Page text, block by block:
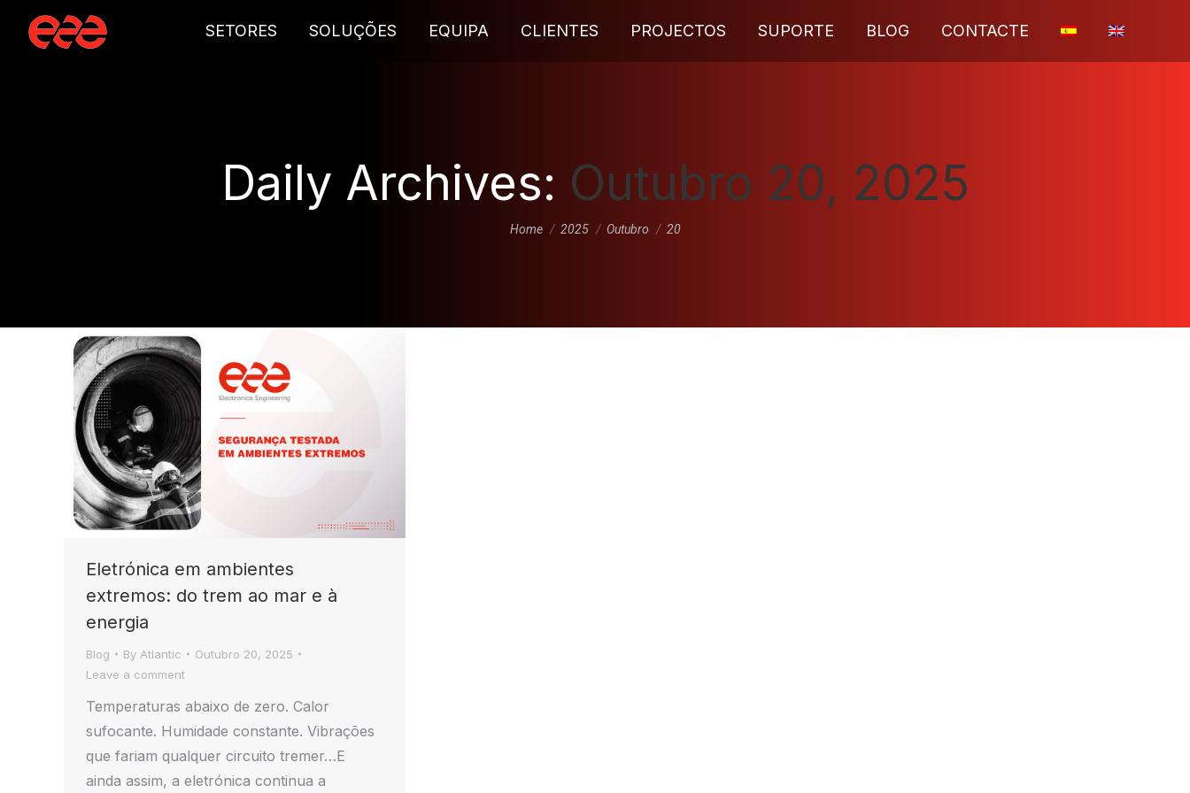
SETORES SOLUÇÕES EQUIPA CLIENTES PROJECTOS SUPORTE BLOG CONTACTE
Daily Archives: Outubro 20, 2025
You are here:
Home 2025 Outubro 20
Eletrónica em ambientes
extremos: do trem ao mar e à
energia
Blog By Atlantic
Outubro 20, 2025
Leave a comment
Temperaturas abaixo de zero. Calor
sufocante. Humidade constante. Vibrações
que fariam qualquer circuito tremer…E
ainda assim, a eletrónica continua a